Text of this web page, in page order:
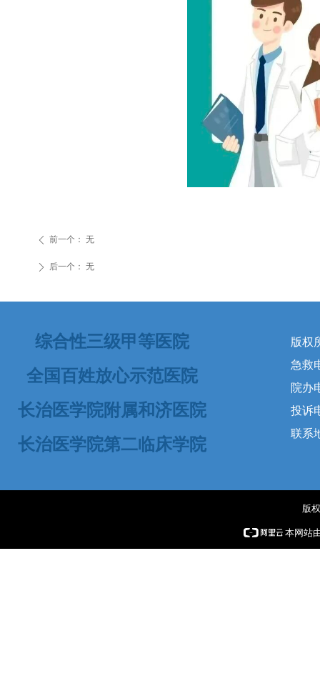
ꄴ 前一个： 无
ꄲ 后一个： 无
版权
急救
院办
投诉
联系
综合性三级甲等医院
全国百姓放心示范医院
长治医学院附属和济医院
长治医学院第二临床学院
版
本网站